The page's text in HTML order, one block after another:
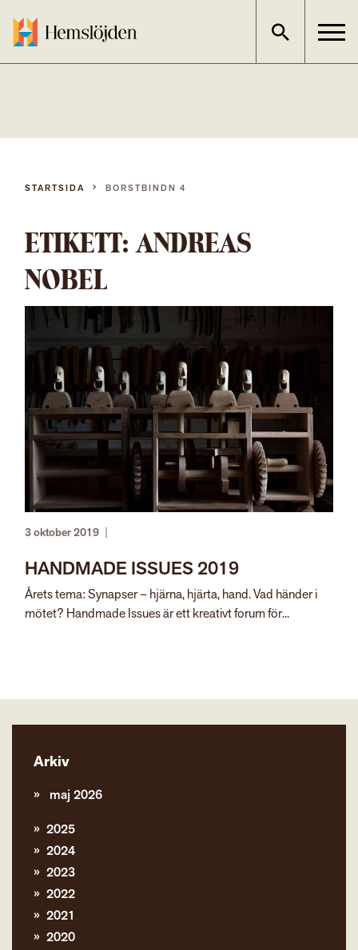
innehållet
STARTSIDA BORSTBINDN 4
ETIKETT:ANDREAS
NOBEL
3 oktober 2019
HANDMADE ISSUES 2019
Årets tema: Synapser – hjärna, hjärta, hand. Vad händer i
mötet? Handmade Issues är ett kreativt forum för...
Arkiv
maj 2026
2025
2024
2023
2022
2021
2020